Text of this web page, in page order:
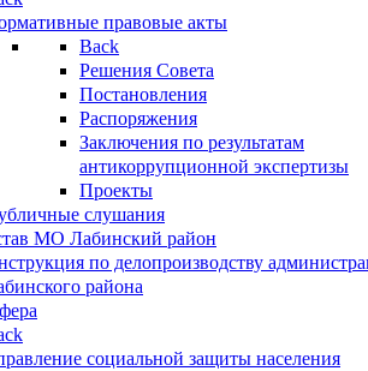
правовые акты
Back
Решения Совета
Постановления
Распоряжения
Заключения по результатам
антикоррупционной экспертизы
Проекты
слушания
МО Лабинский район
по делопроизводству
района
социальной защиты населения